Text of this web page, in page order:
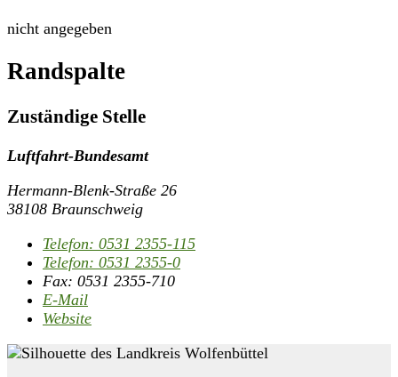
nicht angegeben
Randspalte
Zuständige Stelle
Luftfahrt-Bundesamt
Hermann-Blenk-Straße 26
38108 Braunschweig
Telefon: 0531 2355-115
Telefon: 0531 2355-0
Fax: 0531 2355-710
E-Mail
Website